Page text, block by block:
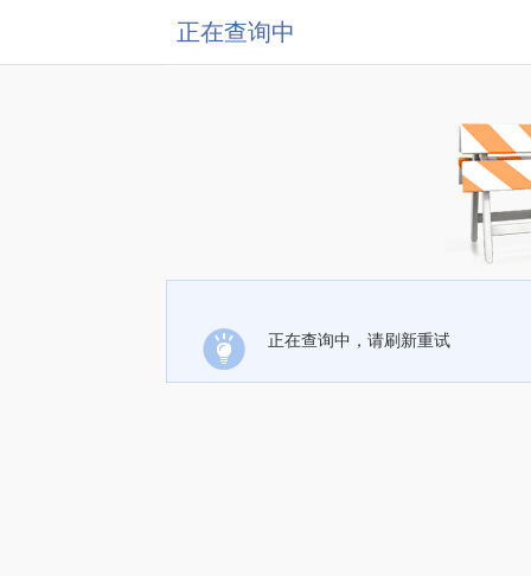
正在查询中
正在查询中，请刷新重试